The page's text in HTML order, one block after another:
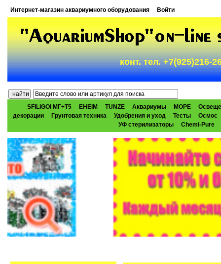
Интернет-магазин аквариумного оборудования Войти
конт. тел. +7(925)216-
SFILIGOI МГ+Т5 EHEIM TUNZE Аквариумы МОРЕ
декорации
Грунтовая техника Удобрения и уход Тесты
Осмос
УФ стерилизаторы
Chemi-Pure